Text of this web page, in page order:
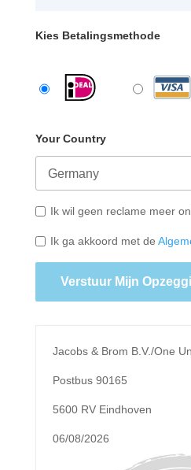
Kies Betalingsmethode
Your Country
Ik wil geen reclame meer
Ik ga akkoord met de
Verstuur Mijn
Jacobs & Brom B.V./One
Postbus 90165
5600 RV Eindhoven
06/08/2026